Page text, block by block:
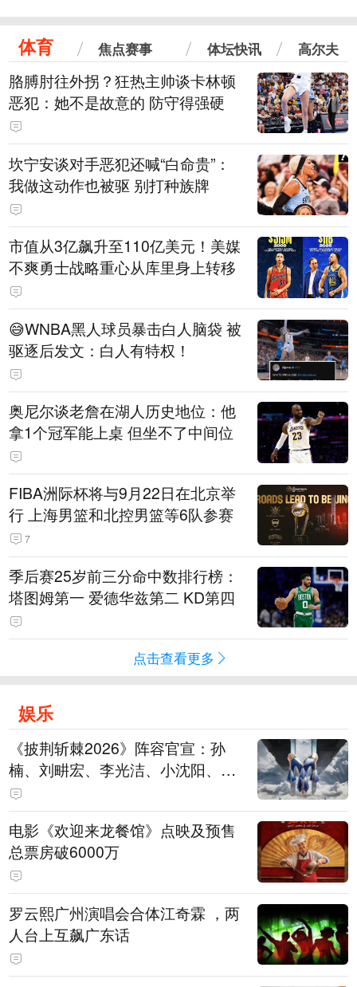
体育 焦点赛事 体坛快讯 高尔夫
胳膊肘往外拐？狂热主帅谈卡林顿
恶犯：她不是故意的 防守得强硬
坎宁安谈对手恶犯还喊“白命贵”：
我做这动作也被驱 别打种族牌
市值从3亿飙升至110亿美元！美媒
不爽勇士战略重心从库里身上转移
😅WNBA黑人球员暴击白人脑袋 被
驱逐后发文：白人有特权！
奥尼尔谈老詹在湖人历史地位：他
拿1个冠军能上桌 但坐不了中间位
FIBA洲际杯将与9月22日在北京举
行 上海男篮和北控男篮等6队参赛
7
季后赛25岁前三分命中数排行榜：
塔图姆第一 爱德华兹第二 KD第四
点击查看更多
娱乐
《披荆斩棘2026》阵容官宣：孙
楠、刘畊宏、李光洁、小沈阳、余
文乐、王传君等28位艺人
电影《欢迎来龙餐馆》点映及预售
总票房破6000万
罗云熙广州演唱会合体江奇霖 ，两
人台上互飙广东话